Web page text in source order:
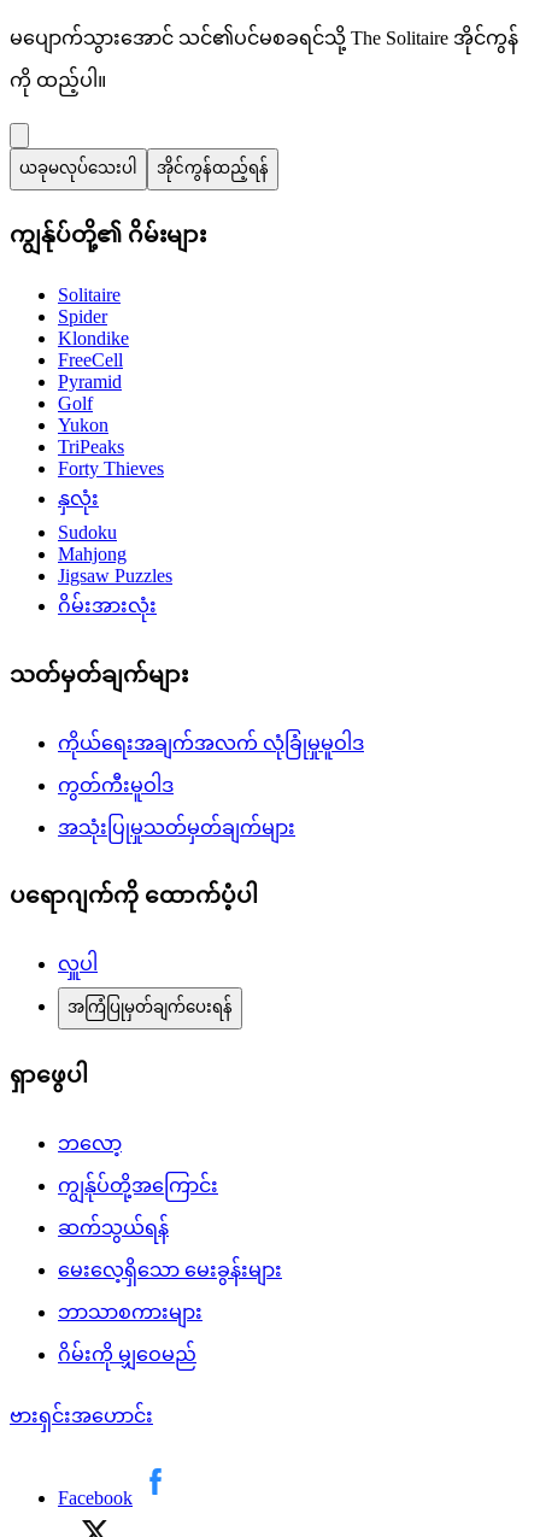
မပျောက်သွားအောင် သင်၏ပင်မစခရင်သို့ The Solitaire အိုင်ကွန်
ကို ထည့်ပါ။
ယခုမလုပ်သေးပါ အိုင်ကွန်ထည့်ရန်
ကျွန်ုပ်တို့၏ ဂိမ်းများ
Solitaire
Spider
Klondike
FreeCell
Pyramid
Golf
Yukon
TriPeaks
Forty Thieves
နှလုံး
Sudoku
Mahjong
Jigsaw Puzzles
ဂိမ်းအားလုံး
သတ်မှတ်ချက်များ
ကိုယ်ရေးအချက်အလက် လုံခြုံမှုမူဝါဒ
ကွတ်ကီးမူဝါဒ
အသုံးပြုမှုသတ်မှတ်ချက်များ
ပရောဂျက်ကို ထောက်ပံ့ပါ
လှူပါ
အကြံပြုမှတ်ချက်ပေးရန်
ရှာဖွေပါ
ဘလော့
ကျွန်ုပ်တို့အကြောင်း
ဆက်သွယ်ရန်
မေးလေ့ရှိသော မေးခွန်းများ
ဘာသာစကားများ
ဂိမ်းကို မျှဝေမည်
ဗားရှင်းအဟောင်း
Facebook